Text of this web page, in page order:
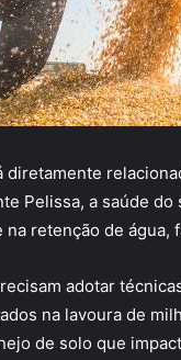
Pelissa, a saúde
retenção de água,
adotar
na lavoura de
de solo que